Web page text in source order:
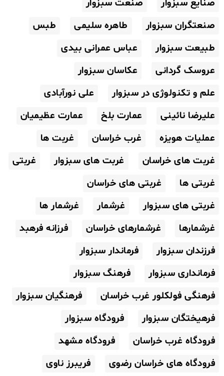
صنایع سبزوار
صنعت سبزوار
صنعتگران سبزوار
طاهره سلیمی
طبس
طبیعت سبزوار
عباس عمرانی بیدی
عروسک گردانی
عکاسان سبزوار
علم و تکنولوژی در سبزوار
علی نورآبادی
علیرضا نائینی
عمارت بلخ
عمارت عظیمیان
عملیات هویزه
غرب خراسان
غربت ها
غربت های خراسان
غربت های سبزوار
غربتی
غربتی ها
غربتی های خراسان
غربتی های سبزوار
غرشمار
غرشمار ها
غرشمارها
غرشمارهای خراسان
فرزانه فرهبد
فرزندان سبزوار
فرماندار سبزوار
فرمانداری سبزوار
فرهنگ سبزوار
فرهنگی فولکلور غرب خراسان
فرهنگیان سبزوار
فرهیختگان سبزوار
فرودگاه سبزوار
فرودگاه غرب خراسان
فرودگاه مشهد
فرودگاه های خراسان رضوی
فریبرز ناوی